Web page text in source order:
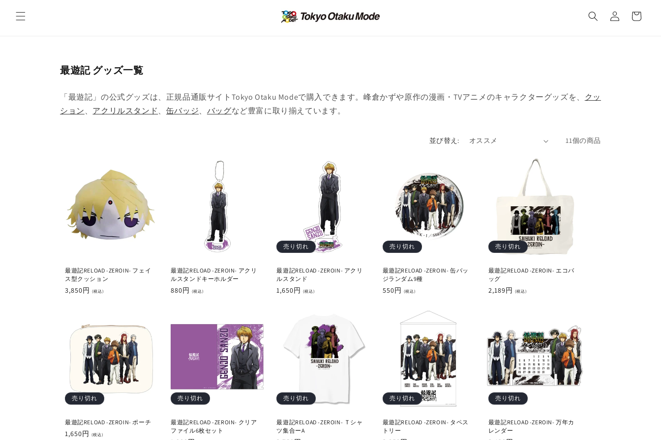
ンツに
進む
イ
ー
コ
ク
シ
最遊記 グッズ一覧
「最遊記」の公式グッズは、正規品通販サイトTokyo Otaku Modeで購入できます。峰倉かずや原作の漫画・TVアニメのキャラクターグッズを、
クッ
ション、 アクリルスタンド、 缶バッジ、 バッグなど豊富に取り揃えています。
並び替え: 11個の商品
最遊記RELOAD -ZEROIN- フェイ
ス型クッション
通
3,850円 (税込)
最遊記RELOAD -ZEROIN- アクリ
ルスタンドキーホルダー
通
880円(税込)
売り切れ
最遊記RELOAD -ZEROIN- アクリ
ルスタンド
通
1,650円(税込)
売り切れ
最遊記RELOAD -ZEROIN- 缶バッ
ジランダム9種
通
550円 (税込)
売り切れ
最遊記RELOAD -ZEROIN- エコバ
ッグ
通
2,189円 (税込)
売り切れ
最遊記RELOAD -ZEROIN- ポーチ
通
1,650円 (税込)
売り切れ
最遊記RELOAD -ZEROIN- クリア
ファイル6枚セット
売り切れ
最遊記RELOAD -ZEROIN- Ｔシャ
ツ集合ーA
売り切れ
最遊記RELOAD -ZEROIN- タペス
トリー
売り切れ
最遊記RELOAD -ZEROIN- 万年カ
レンダー